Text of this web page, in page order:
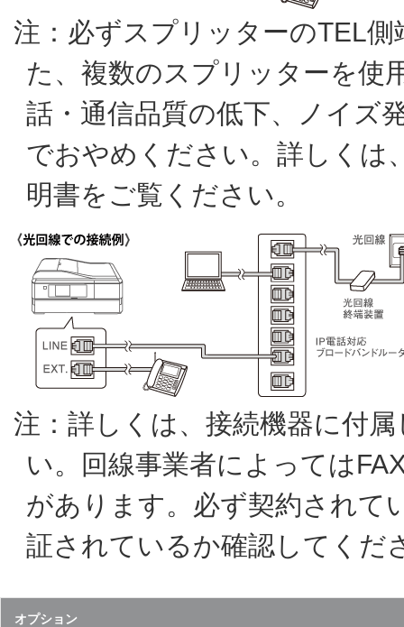
注：必ずスプリッターのTEL
た、複数のスプリッターを使
話・通信品質の低下、ノイズ
でおやめください。詳しくは
明書をご覧ください。
注：詳しくは、接続機器に付
い。回線事業者によっては
があります。必ず契約されて
証されているか確認してくだ
オプション